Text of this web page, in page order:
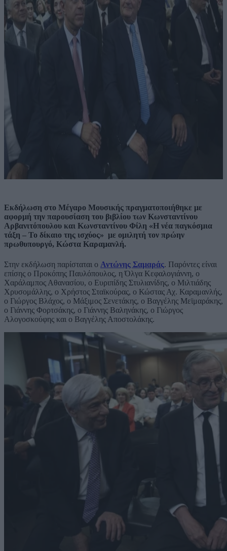
Εκδήλωση στο Μέγαρο Μουσικής πραγματοποιήθηκε με
αφορμή την παρουσίαση του βιβλίου των Κωνσταντίνου
Αρβανιτόπουλου και Κωνσταντίνου Φίλη «Η νέα παγκόσμια
τάξη – Το δίκαιο της ισχύος» με ομιλητή τον πρώην
πρωθυπουργό, Κώστα Καραμανλή.
Στην εκδήλωση παρίσταται ο Αντώνης Σαμαράς. Παρόντες είναι
επίσης ο Προκόπης Παυλόπουλος, η Όλγα Κεφαλογιάννη, ο
Χαράλαμπος Αθανασίου, ο Ευριπίδης Στυλιανίδης, ο Μιλτιάδης
Χρυσομάλλης, ο Χρήστος Σταϊκούρας, ο Κώστας Αχ. Καραμανλής,
ο Γιώργος Βλάχος, ο Μάξιμος Σενετάκης, ο Βαγγέλης Μεϊμαράκης,
ο Γιάννης Φορτσάκης, ο Γιάννης Βαληνάκης, ο Γιώργος
Αλογοσκούφης και ο Βαγγέλης Αποστολάκης.